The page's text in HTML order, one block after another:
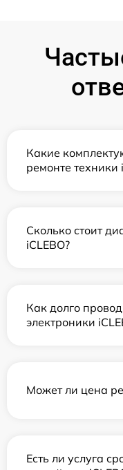
Какие
ремонте техники
Сколько стоит
iCLEBO?
Как долго
электроники
Может ли цена
Есть ли услуга